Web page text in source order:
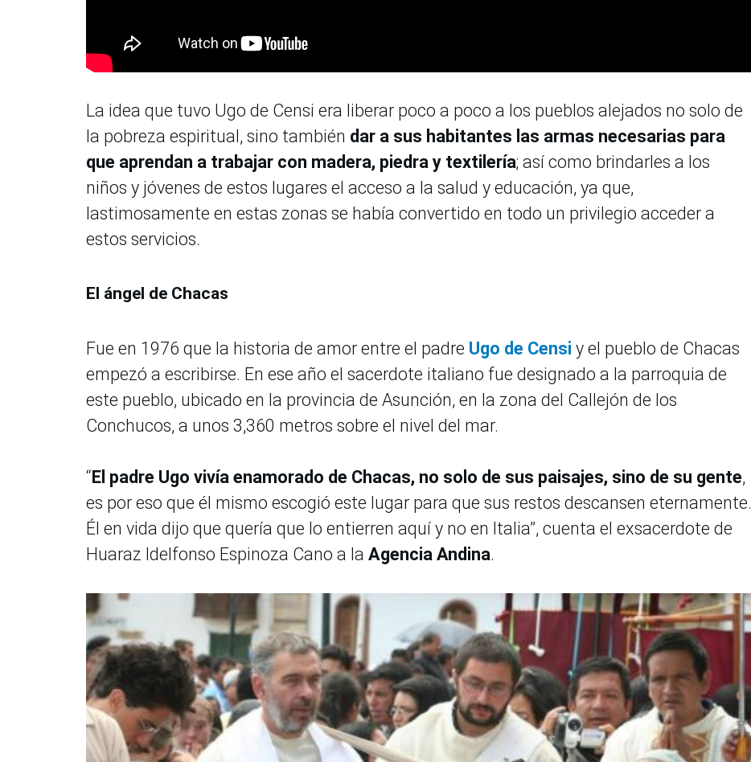
La idea que tuvo Ugo de Censi era liberar poco a poco a los pueblos alejados no solo de
la pobreza espiritual, sino también dar a sus habitantes las armas necesarias para
que aprendan a trabajar con madera, piedra y textilería; así como brindarles a los
niños y jóvenes de estos lugares el acceso a la salud y educación, ya que,
lastimosamente en estas zonas se había convertido en todo un privilegio acceder a
estos servicios.
El ángel de Chacas
Fue en 1976 que la historia de amor entre el padre Ugo de Censi y el pueblo de Chacas
empezó a escribirse. En ese año el sacerdote italiano fue designado a la parroquia de
este pueblo, ubicado en la provincia de Asunción, en la zona del Callejón de los
Conchucos, a unos 3,360 metros sobre el nivel del mar.
“ El padre Ugo vivía enamorado de Chacas, no solo de sus paisajes, sino de su gente,
es por eso que él mismo escogió este lugar para que sus restos descansen eternamente.
Él en vida dijo que quería que lo entierren aquí y no en Italia”, cuenta el exsacerdote de
Huaraz Idelfonso Espinoza Cano a la Agencia Andina.